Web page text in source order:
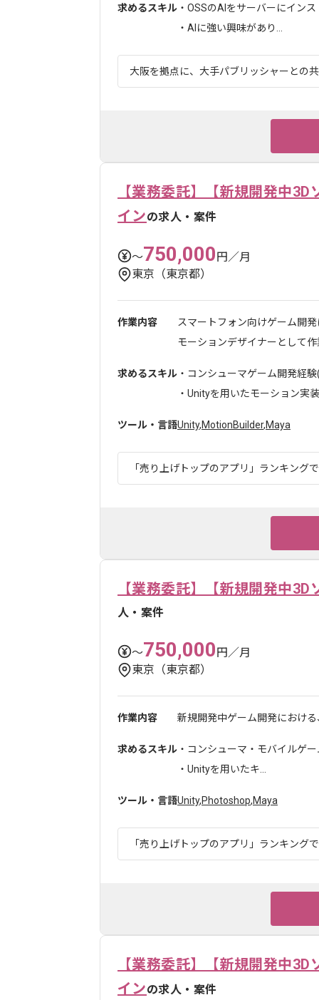
求めるスキル ・OSSのAIをサーバーにイン
・AIに強い興味があり...
大阪を拠点に、大手パブリッシャーとの
【業務委託】【新規開発中
インの求人・案件
〜750,000円／月
東京（東京都）
作業内容
スマートフォン向けゲーム開
モーションデザイナーとして作
求めるスキル ・コンシューマゲーム開発経
・Unityを用いたモーション実
ツール・言語Unity,MotionBuilder,Maya
「売り上げトップのアプリ」ランキング
【業務委託】【新規開発中
人・案件
〜750,000円／月
東京（東京都）
作業内容 新規開発中ゲーム開発におけ
求めるスキル ・コンシューマ・モバイルゲ
・Unityを用いたキ...
ツール・言語Unity,Photoshop,Maya
「売り上げトップのアプリ」ランキング
【業務委託】【新規開発中
インの求人・案件